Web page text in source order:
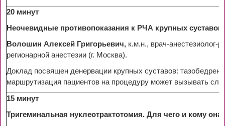
20 минут
Неочевидные противопоказания к РЧА крупных суставов
Волошин Алексей Григорьевич, к.м.н., врач-анестезиолог-
регионарной анестезии (г. Москва).
Доклад посвящен денервации крупных суставов:
маршрутизация пациентов на процедуру может вызывать
15 минут
Тригеминальная нуклеотрактотомия. Для чего и кому она